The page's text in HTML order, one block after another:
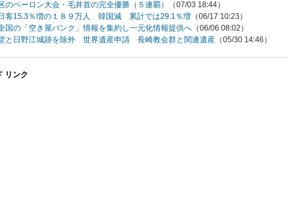
のペーロン大会・毛井首の完全優勝（５連覇）
（07/03 18:44）
客15.3％増の１８９万人 韓国減 累計では29.1％増 （06/17 10:23）
国の「空き屋バンク」情報を集約し一元化情報提供へ （06/06 08:02）
と日野江城跡を除外 世界遺産申請 長崎教会群と関連遺産 （05/30 14:46）
リンク